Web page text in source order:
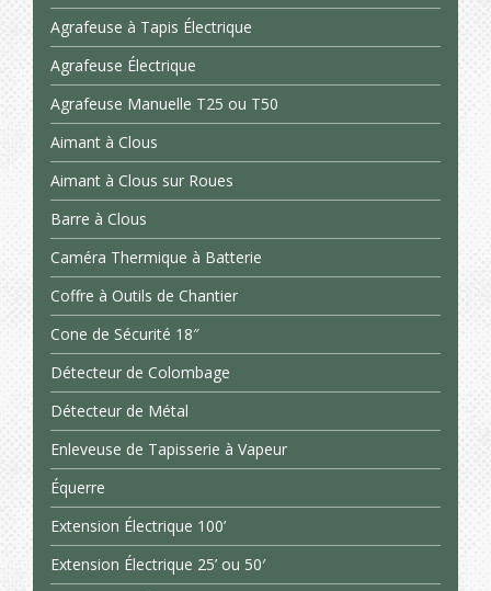
Agrafeuse à Tapis Électrique
Agrafeuse Électrique
Agrafeuse Manuelle T25 ou T50
Aimant à Clous
Aimant à Clous sur Roues
Barre à Clous
Caméra Thermique à Batterie
Coffre à Outils de Chantier
Cone de Sécurité 18″
Détecteur de Colombage
Détecteur de Métal
Enleveuse de Tapisserie à Vapeur
Équerre
Extension Électrique 100’
Extension Électrique 25’ ou 50′